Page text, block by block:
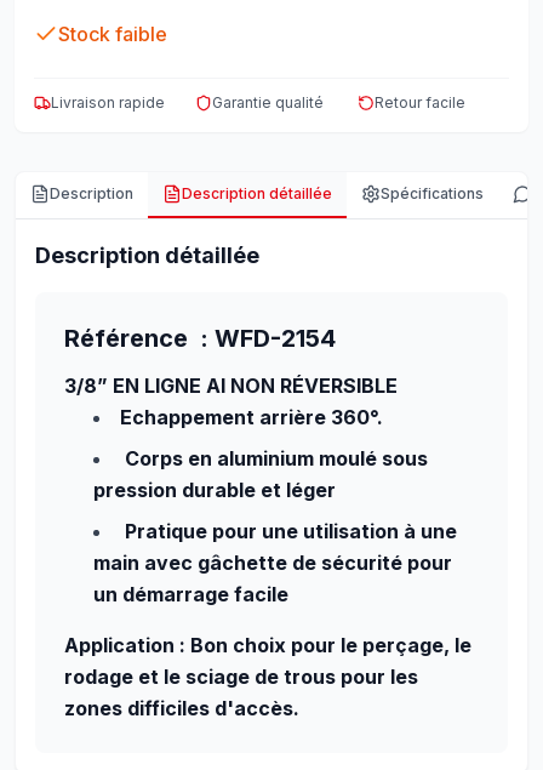
Stock faible
Livraison rapide Garantie qualité Retour facile
Description Description détaillée Spécifications
Description détaillée
Référence : WFD-2154
3/8” EN LIGNE AI NON RÉVERSIBLE
Echappement arrière 360°.
Corps en aluminium moulé sous
pression durable et léger
Pratique pour une utilisation à une
main avec gâchette de sécurité pour
un démarrage facile
Application : Bon choix pour le perçage, le
rodage et le sciage de trous pour les
zones difficiles d'accès.